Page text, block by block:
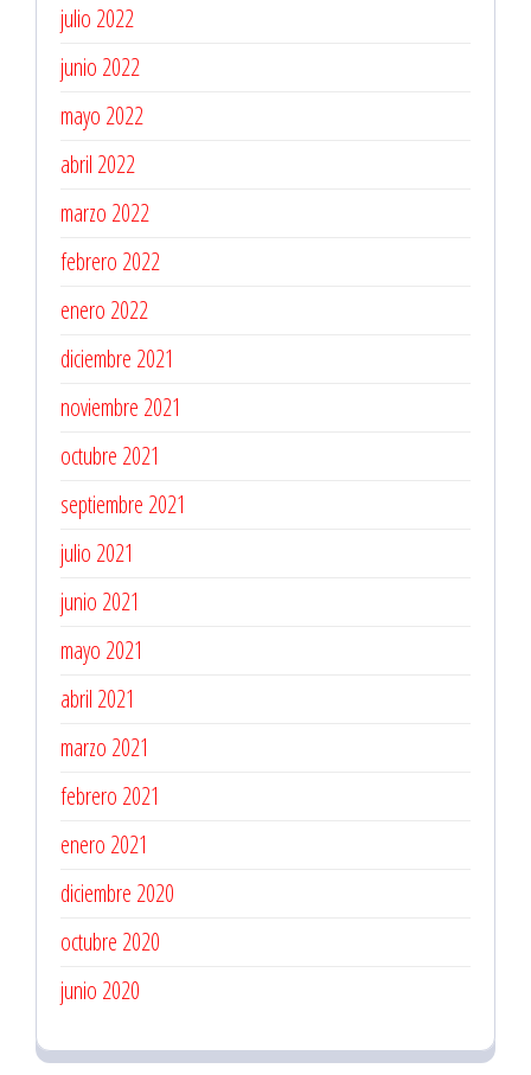
julio 2022
junio 2022
mayo 2022
abril 2022
marzo 2022
febrero 2022
enero 2022
diciembre 2021
noviembre 2021
octubre 2021
septiembre 2021
julio 2021
junio 2021
mayo 2021
abril 2021
marzo 2021
febrero 2021
enero 2021
diciembre 2020
octubre 2020
junio 2020